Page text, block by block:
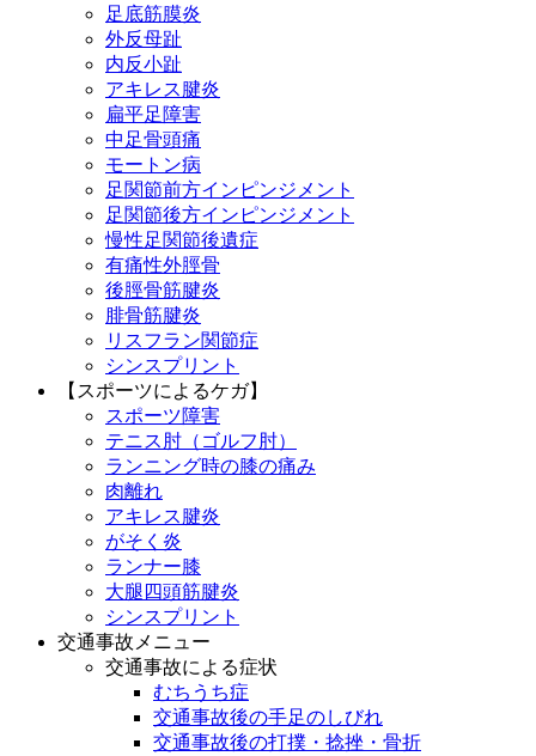
足底筋膜炎
外反母趾
内反小趾
アキレス腱炎
扁平足障害
中足骨頭痛
モートン病
足関節前方インピンジメント
足関節後方インピンジメント
慢性足関節後遺症
有痛性外脛骨
後脛骨筋腱炎
腓骨筋腱炎
リスフラン関節症
シンスプリント
【スポーツによるケガ】
スポーツ障害
テニス肘（ゴルフ肘）
ランニング時の膝の痛み
肉離れ
アキレス腱炎
がそく炎
ランナー膝
大腿四頭筋腱炎
シンスプリント
交通事故メニュー
交通事故による症状
むちうち症
交通事故後の手足のしびれ
交通事故後の打撲・捻挫・骨折